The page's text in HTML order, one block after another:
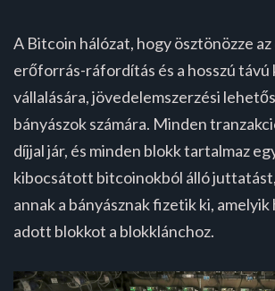
A Bitcoin hálózat, hogy ösztönözze
erőforrás-ráfordítás és a hosszú távú
vállalására, jövedelemszerzési
bányászok számára. Minden
díjjal jár, és minden blokk tartalmaz
kibocsátott bitcoinokból álló
annak a bányásznak fizetik ki, amelyik
adott blokkot a blokklánchoz.